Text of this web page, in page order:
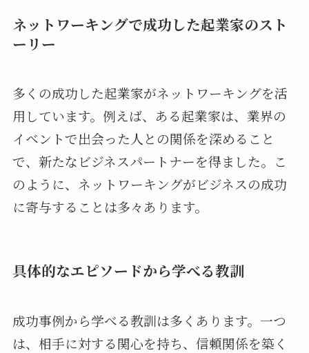
ネットワーキングで成功した起業家のスト
ーリー
多くの成功した起業家がネットワーキングを活
用しています。例えば、ある起業家は、業界の
イベントで出会った人との関係を深めること
で、新たなビジネスパートナーを得ました。こ
のように、ネットワーキングがビジネスの成功
に寄与することは多々あります。
具体的なエピソードから学べる教訓
成功事例から学べる教訓は多くあります。一つ
は、相手に対する関心を持ち、信頼関係を築く